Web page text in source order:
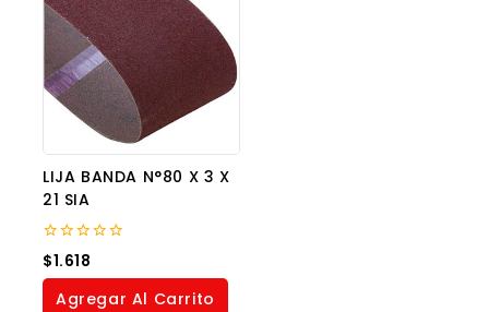
LIJA BANDA N°80 X 3 X
21 SIA
0
out
of
$1.618
Agregar Al Carrito